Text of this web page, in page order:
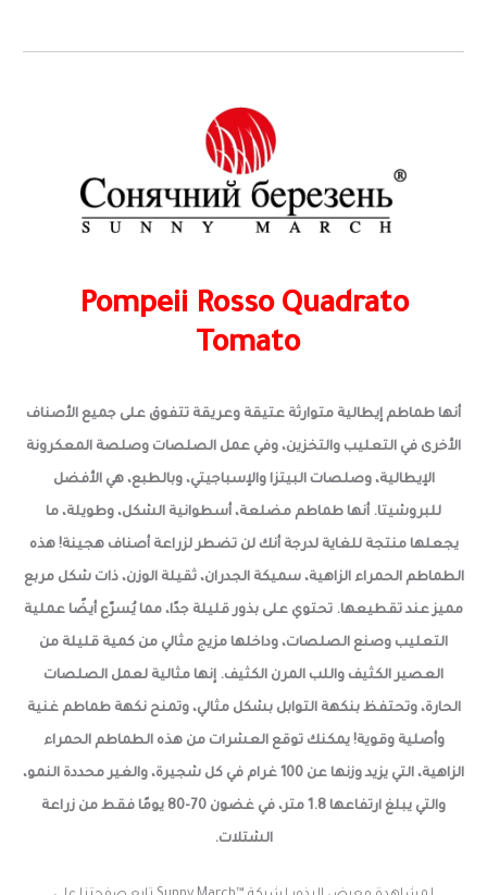
Pompeii Rosso Quadrato
Tomato
أنها طماطم إيطالية متوارثة عتيقة وعريقة تتفوق على جميع الأصناف
الأخرى في التعليب والتخزين، وفي عمل الصلصات وصلصة المعكرونة
الإيطالية، وصلصات البيتزا والإسباجيتي، وبالطبع، هي الأفضل
للبروشيتا. أنها طماطم مضلعة، أسطوانية الشكل، وطويلة، ما
يجعلها منتجة للغاية لدرجة أنك لن تضطر لزراعة أصناف هجينة! هذه
الطماطم الحمراء الزاهية، سميكة الجدران، ثقيلة الوزن، ذات شكل مربع
مميز عند تقطيعها. تحتوي على بذور قليلة جدًا، مما يُسرّع أيضًا عملية
التعليب وصنع الصلصات، وداخلها مزيج مثالي من كمية قليلة من
العصير الكثيف واللب المرن الكثيف. إنها مثالية لعمل الصلصات
الحارة، وتحتفظ بنكهة التوابل بشكل مثالي، وتمنح نكهة طماطم غنية
وأصلية وقوية! يمكنك توقع العشرات من هذه الطماطم الحمراء
الزاهية، التي يزيد وزنها عن 100 غرام في كل شجيرة، والغير محددة النمو،
والتي يبلغ ارتفاعها 1.8 متر، في غضون 70-80 يومًا فقط من زراعة
الشتلات.